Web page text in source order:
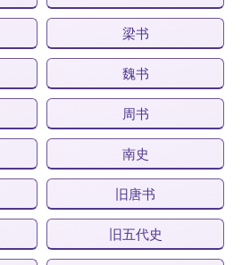
梁书
魏书
周书
南史
旧唐书
旧五代史